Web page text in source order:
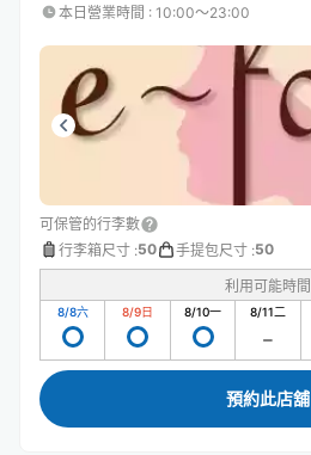
本日營業時間 : 10:00〜23:00
可保管的行李數
行李箱尺寸 :50 手提包尺寸 :50
利用可能時間
8/8六 8/9日 8/10一 8/11二
預約此店舖